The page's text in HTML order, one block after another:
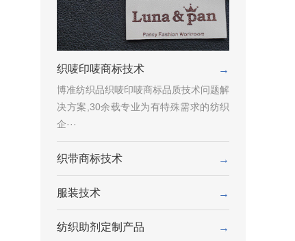
织唛印唛商标技术 →
博准纺织品织唛印唛商标品质技术问题解
决方案,30余载专业为有特殊需求的纺织
企···
织带商标技术 →
服装技术 →
纺织助剂定制产品 →